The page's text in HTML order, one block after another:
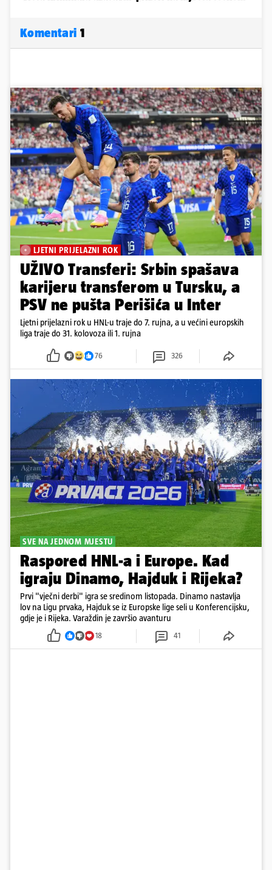
Komentari 1
LJETNI PRIJELAZNI ROK
UŽIVO Transferi: Srbin spašava
karijeru transferom u Tursku, a
PSV ne pušta Perišića u Inter
Ljetni prijelazni rok u HNL-u traje do 7. rujna, a u većini europskih
liga traje do 31. kolovoza ili 1. rujna
76 326
SVE NA JEDNOM MJESTU
Raspored HNL-a i Europe. Kad
igraju Dinamo, Hajduk i Rijeka?
Prvi "vječni derbi" igra se sredinom listopada. Dinamo nastavlja
lov na Ligu prvaka, Hajduk se iz Europske lige seli u Konferencijsku,
gdje je i Rijeka. Varaždin je završio avanturu
18 41